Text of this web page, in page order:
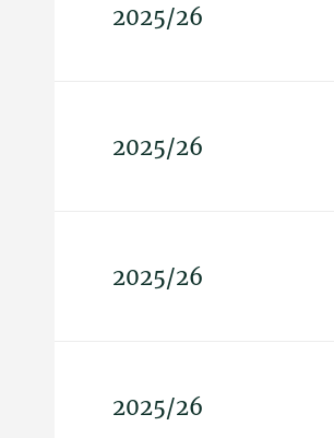
2025/26
2025/26
2025/26
2025/26